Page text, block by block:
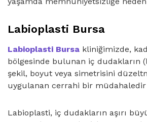
Labioplasti Bursa
Labioplasti Bursa kliniğimizde,
bölgesinde bulunan iç dudakların
şekil, boyut veya simetrisini
uygulanan cerrahi bir müdahaledir
Labioplasti, iç dudakların aşırı